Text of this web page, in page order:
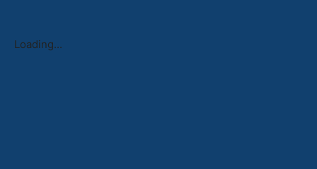
Loading...